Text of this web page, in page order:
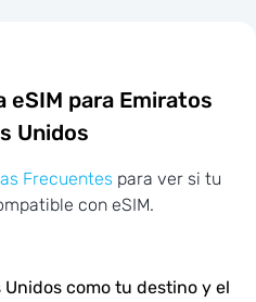
eSIM para Emiratos
Unidos
Frecuentes para ver si tu
con eSIM.
como tu destino y el